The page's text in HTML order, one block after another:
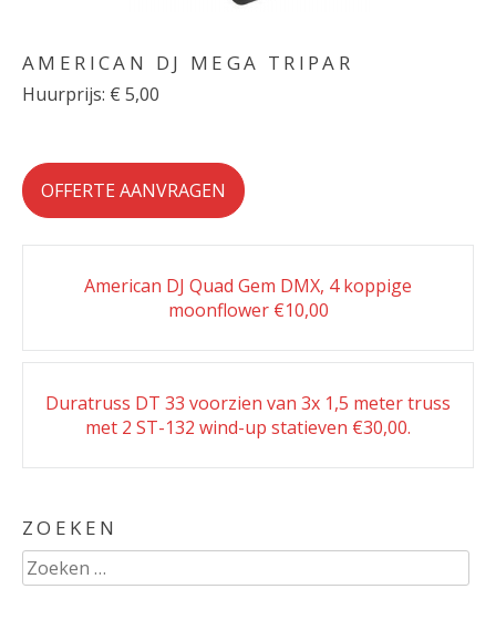
AMERICAN DJ MEGA TRIPAR
Huurprijs: € 5,00
OFFERTE AANVRAGEN
navigation
American DJ Quad Gem DMX, 4 koppige
moonflower €10,00
Duratruss DT 33 voorzien van 3x 1,5 meter truss
met 2 ST-132 wind-up statieven €30,00.
ZOEKEN
Zoeken
naar: